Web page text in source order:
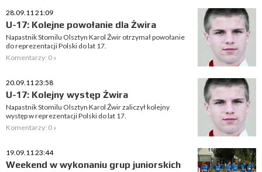
28.09.11 21:09
U-17: Kolejne powołanie dla Żwira
Napastnik Stomilu Olsztyn Karol Żwir otrzymał powołanie
do reprezentacji Polski do lat 17.
Komentarzy: 0 »
20.09.11 23:58
U-17: Kolejny występ Żwira
Napastnik Stomilu Olsztyn Karol Żwir zaliczył kolejny
występ w reprezentacji Polski do lat 17.
Komentarzy: 0 »
19.09.11 23:44
Weekend w wykonaniu grup juniorskich